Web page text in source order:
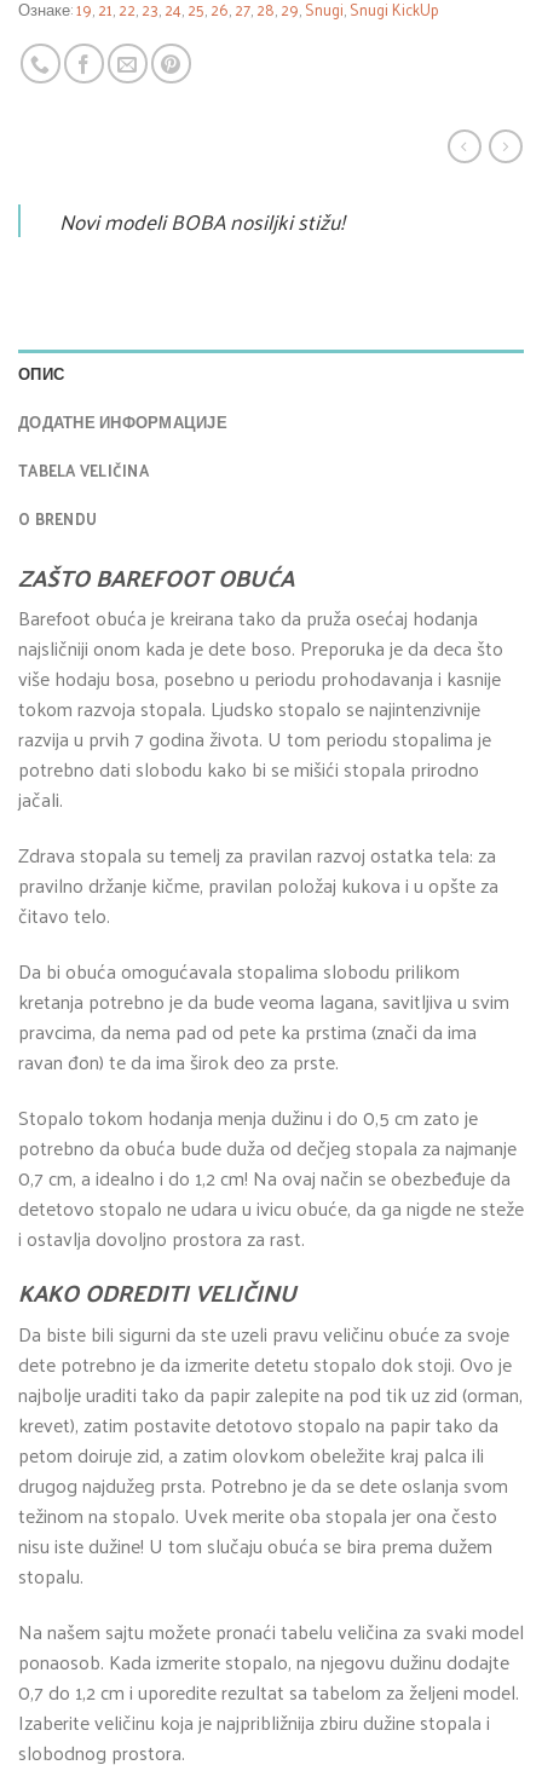
Ознаке:19,21,22,23,24,25,26,27,28,29,Snugi,Snugi KickUp
Novi modeli BOBA nosiljki stižu!
ОПИС
ДОДАТНЕ ИНФОРМАЦИЈЕ
TABELA VELIČINA
O BRENDU
ZAŠTO BAREFOOT OBUĆA
Barefoot obuća je kreirana tako da pruža osećaj hodanja
najsličniji onom kada je dete boso. Preporuka je da deca što
više hodaju bosa, posebno u periodu prohodavanja i kasnije
tokom razvoja stopala. Ljudsko stopalo se najintenzivnije
razvija u prvih 7 godina života. U tom periodu stopalima je
potrebno dati slobodu kako bi se mišići stopala prirodno
jačali.
Zdrava stopala su temelj za pravilan razvoj ostatka tela: za
pravilno držanje kičme, pravilan položaj kukova i u opšte za
čitavo telo.
Da bi obuća omogućavala stopalima slobodu prilikom
kretanja potrebno je da bude veoma lagana, savitljiva u svim
pravcima, da nema pad od pete ka prstima (znači da ima
ravan đon) te da ima širok deo za prste.
Stopalo tokom hodanja menja dužinu i do 0,5 cm zato je
potrebno da obuća bude duža od dečjeg stopala za najmanje
0,7 cm, a idealno i do 1,2 cm! Na ovaj način se obezbeđuje da
detetovo stopalo ne udara u ivicu obuće, da ga nigde ne steže
i ostavlja dovoljno prostora za rast.
KAKO ODREDITI VELIČINU
Da biste bili sigurni da ste uzeli pravu veličinu obuće za svoje
dete potrebno je da izmerite detetu stopalo dok stoji. Ovo je
najbolje uraditi tako da papir zalepite na pod tik uz zid (orman,
krevet), zatim postavite detotovo stopalo na papir tako da
petom doiruje zid, a zatim olovkom obeležite kraj palca ili
drugog najdužeg prsta. Potrebno je da se dete oslanja svom
težinom na stopalo. Uvek merite oba stopala jer ona često
nisu iste dužine! U tom slučaju obuća se bira prema dužem
stopalu.
Na našem sajtu možete pronaći tabelu veličina za svaki model
ponaosob. Kada izmerite stopalo, na njegovu dužinu dodajte
0,7 do 1,2 cm i uporedite rezultat sa tabelom za željeni model.
Izaberite veličinu koja je najpribližnija zbiru dužine stopala i
slobodnog prostora.